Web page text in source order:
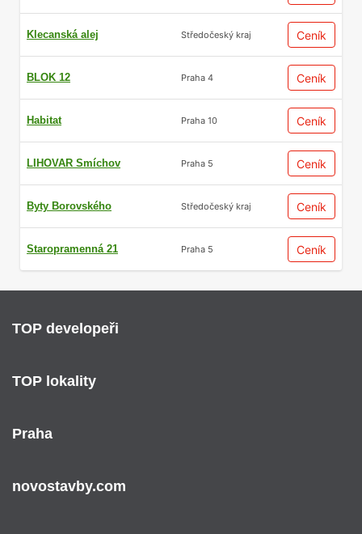
Klecanská alej Středočeský kraj Ceník
BLOK 12 Praha 4 Ceník
Habitat Praha 10 Ceník
LIHOVAR Smíchov Praha 5 Ceník
Byty Borovského Středočeský kraj Ceník
Staropramenná 21 Praha 5 Ceník
TOP developeři
TOP lokality
Praha
novostavby.com